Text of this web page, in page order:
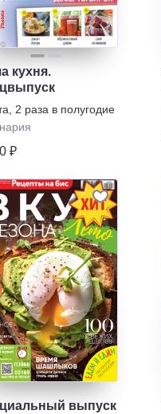
кухня.
2 раза в полугодие
₽
выпуск